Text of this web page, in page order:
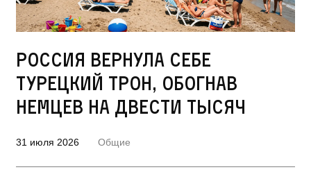
Россия вернула себе
турецкий трон, обогнав
немцев на двести тысяч
31 июля 2026 Общие